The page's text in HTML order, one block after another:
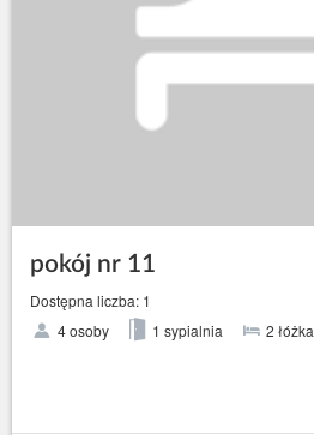
pokój nr 11
Dostępna liczba: 1
4 osoby
1 sypialnia 2